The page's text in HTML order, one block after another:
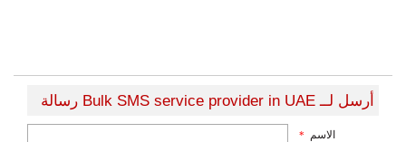
أرسل لــ Bulk SMS service provider in UAE رسالة
الاسم *